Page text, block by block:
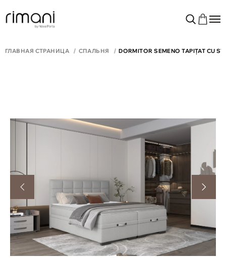
ГЛАВНАЯ СТРАНИЦА СПАЛЬНЯ DORMITOR SEMENO TAPIȚAT CU